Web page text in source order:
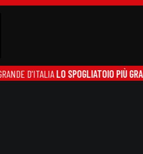
D'ITALIALO SPOGLIATOIO PIÙ